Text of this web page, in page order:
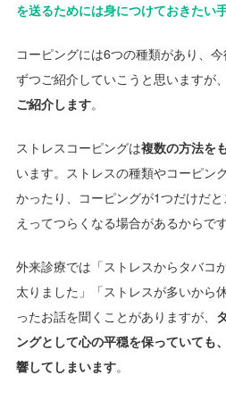
を送るためには身につけておきたい
コーピングには6つの種類があり、
ずつご紹介していこうと思いますが、
ご紹介します。
ストレスコーピングは複数の方法を
います。ストレスの種類やコーピン
かったり、コーピングが1つだけだ
えってつらくなる場合があるからです
外来診療では「ストレスからタバコ
太りました」「ストレスが多いから
ったお話を聞くことがありますが、
ングとして心の平穏を保っていても
響してしまいます。